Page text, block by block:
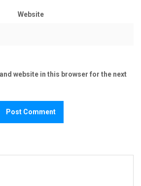
Website
website in this browser for the next